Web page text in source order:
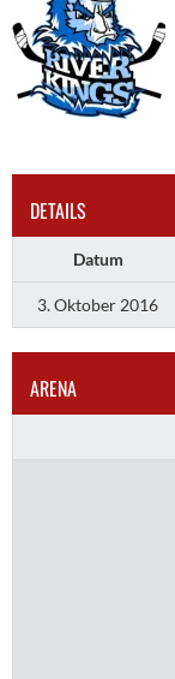
DETAILS
Datum
3. Oktober 2016
ARENA